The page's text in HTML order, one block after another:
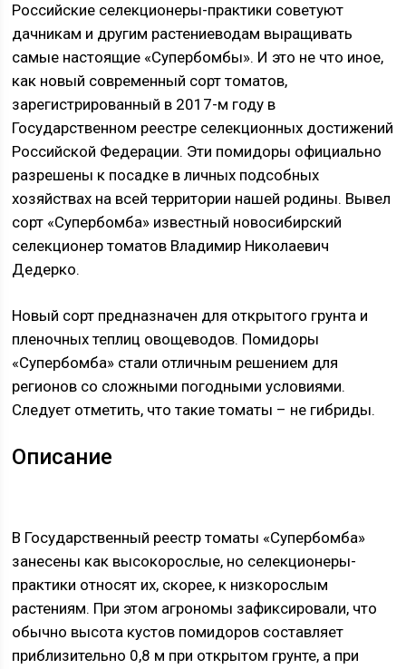
Российские селекционеры-практики советуют
дачникам и другим растениеводам выращивать
самые настоящие «Супербомбы». И это не что иное,
как новый современный сорт томатов,
зарегистрированный в 2017-м году в
Государственном реестре селекционных достижений
Российской Федерации. Эти помидоры официально
разрешены к посадке в личных подсобных
хозяйствах на всей территории нашей родины. Вывел
сорт «Супербомба» известный новосибирский
селекционер томатов Владимир Николаевич
Дедерко.
Новый сорт предназначен для открытого грунта и
пленочных теплиц овощеводов. Помидоры
«Супербомба» стали отличным решением для
регионов со сложными погодными условиями.
Следует отметить, что такие томаты – не гибриды.
Описание
В Государственный реестр томаты «Супербомба»
занесены как высокорослые, но селекционеры-
практики относят их, скорее, к низкорослым
растениям. При этом агрономы зафиксировали, что
обычно высота кустов помидоров составляет
приблизительно 0,8 м при открытом грунте, а при